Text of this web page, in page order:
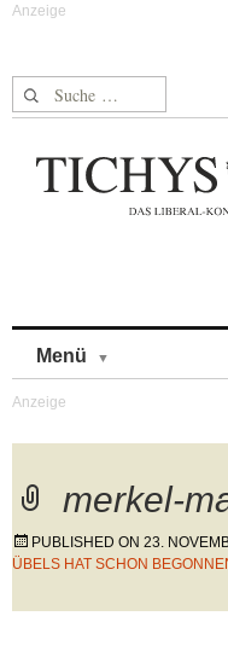
Suche nach:
Menü
merkel-
PUBLISHED ON 23.
ÜBELS HAT SCHON